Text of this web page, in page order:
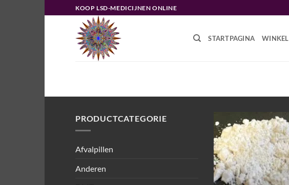
naar
KOOP LSD-MEDICIJNEN ONLINE
STARTPAGINA WINKEL
PRODUCTCATEGORIE
Afvalpillen
Anderen